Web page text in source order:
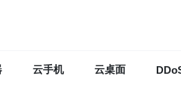
云手机 云桌面